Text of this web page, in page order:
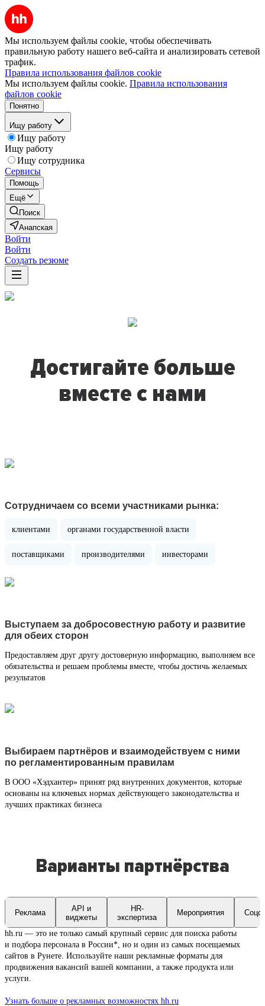
Мы используем файлы cookie, чтобы обеспечивать
правильную работу нашего веб-сайта и анализировать сетевой
трафик.
Правила использования файлов cookie
Мы используем файлы cookie. Правила использования
файлов cookie
Понятно
Ищу работу
Ищу работу
Ищу работу
Ищу сотрудника
Сервисы
Помощь
Ещё
Поиск
Анапская
Войти
Войти
Создать резюме
Достигайте больше
вместе с нами
Сотрудничаем со всеми участниками рынка:
клиентами органами государственной власти
поставщиками производителями инвесторами
Выступаем за добросовестную работу и развитие
для обеих сторон
Предоставляем друг другу достоверную информацию, выполняем все
обязательства и решаем проблемы вместе, чтобы достичь желаемых
результатов
Выбираем партнёров и взаимодействуем с ними
по регламентированным правилам
В ООО «Хэдхантер» принят ряд внутренних документов, которые
основаны на ключевых нормах действующего законодательства и
лучших практиках бизнеса
Варианты партнёрства
Реклама
API и
виджеты
HR-
экспертиза
Мероприятия
hh.ru — это не только самый крупный сервис для поиска работы
и подбора персонала в России*, но и один из самых посещаемых
сайтов в Рунете. Используйте наши рекламные форматы для
продвижения вакансий вашей компании, а также продукта или
услуги.
Узнать больше о рекламных возможностях hh.ru